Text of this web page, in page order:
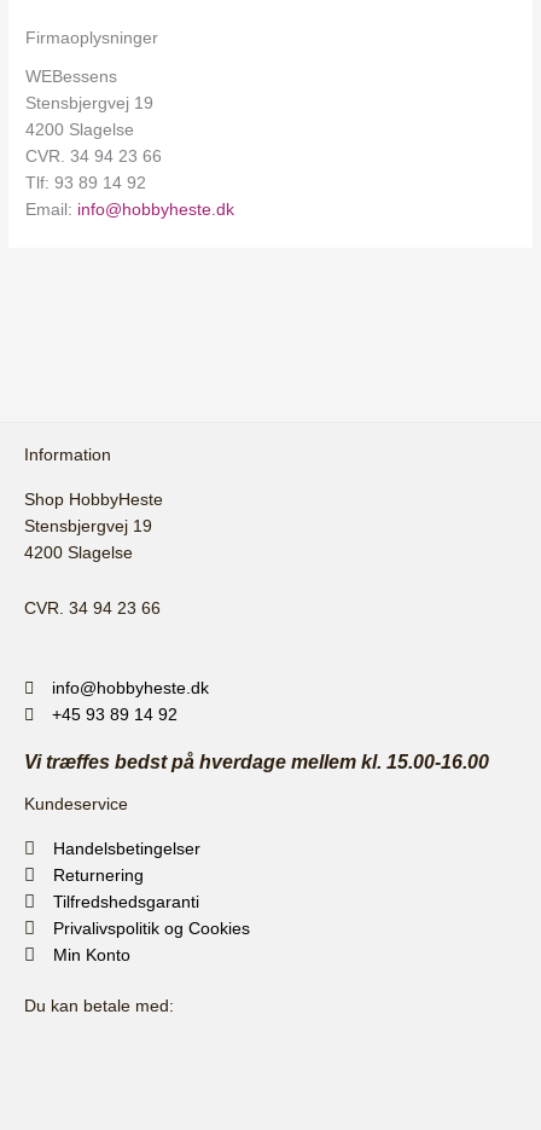
Firmaoplysninger
WEBessens
Stensbjergvej 19
4200 Slagelse
CVR. 34 94 23 66
Tlf: 93 89 14 92
Email: info@hobbyheste.dk
Information
Shop HobbyHeste
Stensbjergvej 19
4200 Slagelse
CVR. 34 94 23 66
info@hobbyheste.dk
+45 93 89 14 92
Vi træffes bedst på hverdage mellem kl. 15.00-16.00
Kundeservice
Handelsbetingelser
Returnering
Tilfredshedsgaranti
Privalivspolitik og Cookies
Min Konto
Du kan betale med: